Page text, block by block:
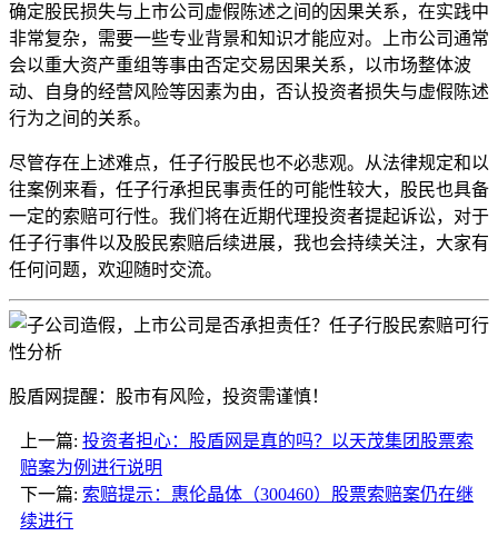
确定股民损失与上市公司虚假陈述之间的因果关系，在实践中
非常复杂，需要一些专业背景和知识才能应对。上市公司通常
会以重大资产重组等事由否定交易因果关系，以市场整体波
动、自身的经营风险等因素为由，否认投资者损失与虚假陈述
行为之间的关系。
尽管存在上述难点，任子行股民也不必悲观。从法律规定和以
往案例来看，任子行承担民事责任的可能性较大，股民也具备
一定的索赔可行性。我们将在近期代理投资者提起诉讼，对于
任子行事件以及股民索赔后续进展，我也会持续关注，大家有
任何问题，欢迎随时交流。
股盾网提醒：股市有风险，投资需谨慎！
上一篇: 投资者担心：股盾网是真的吗？以天茂集团股票索
赔案为例进行说明
下一篇: 索赔提示：惠伦晶体（300460）股票索赔案仍在继
续进行